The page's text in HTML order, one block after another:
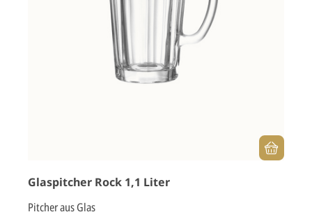
Glaspitcher Rock 1,1 Liter
Pitcher aus Glas